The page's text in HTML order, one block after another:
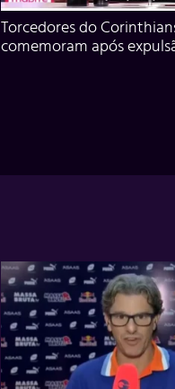
Torcedores do
comemoram após